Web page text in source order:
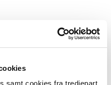
samt cookies fra tredjepart